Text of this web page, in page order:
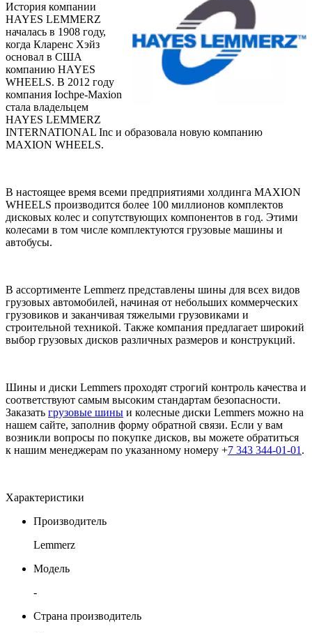
История компании
HAYES LEMMERZ
началась в 1908 году,
когда Кларенс Хэйз
основал в США
компанию HAYES
WHEELS. В 2012 году
компания Iochpe-Maxion
стала владельцем
HAYES LEMMERZ
INTERNATIONAL Inc и образовала новую компанию
MAXION WHEELS.
В настоящее время всеми предприятиями холдинга MAXION
WHEELS производится более 100 миллионов комплектов
дисковых колес и сопутствующих компонентов в год. Этими
колесами в том числе комплектуются грузовые машины и
автобусы.
В ассортименте Lemmerz представлены шины для всех видов
грузовых автомобилей, начиная от небольших коммерческих
грузовиков и заканчивая тяжелыми грузовиками и
строительной техникой. Также компания предлагает широкий
выбор грузовых дисков различных размеров и конструкций.
Шины и диски Lemmers проходят строгий контроль качества и
соответствуют самым высоким стандартам безопасности.
Заказать грузовые шины и колесные диски Lemmers можно на
нашем сайте, заполнив форму обратной связи. Если у вам
возникли вопросы по покупке дисков, вы можете обратиться
к нашим менеджерам по указанному номеру +7 343 344-01-01 .
Характеристики
Производитель
Lemmerz
Модель
-
Страна производитель